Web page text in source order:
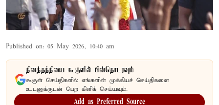
Published on: 05 May 2026, 10:40 am
தினத்தந்தியை கூகுளில் பின்தொடரவும்
கூகுள் செய்திகளில் எங்களின் முக்கியச் செய்திகளை
உடனுக்குடன் பெற கிளிக் செய்யவும்.
Add as Preferred Source